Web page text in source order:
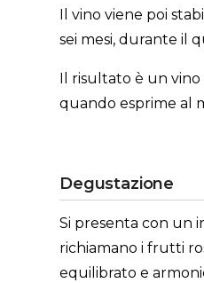
Il vino viene poi
sei mesi, durante il
Il risultato è un
quando esprime al
Degustazione
Si presenta con un
richiamano i frutti
equilibrato e